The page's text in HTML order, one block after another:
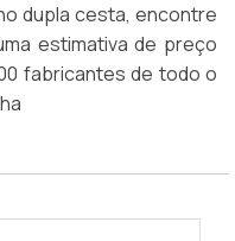
dupla cesta, encontre
estimativa de preço
fabricantes de todo o